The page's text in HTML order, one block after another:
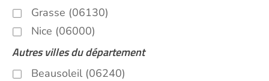
Grasse (06130)
Nice (06000)
Autres villes du département
Beausoleil (06240)